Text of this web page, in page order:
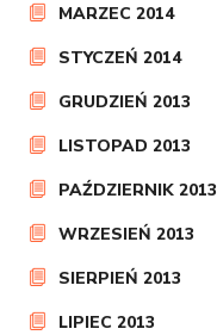
MARZEC 2014
STYCZEŃ 2014
GRUDZIEŃ 2013
LISTOPAD 2013
PAŹDZIERNIK 2013
WRZESIEŃ 2013
SIERPIEŃ 2013
LIPIEC 2013